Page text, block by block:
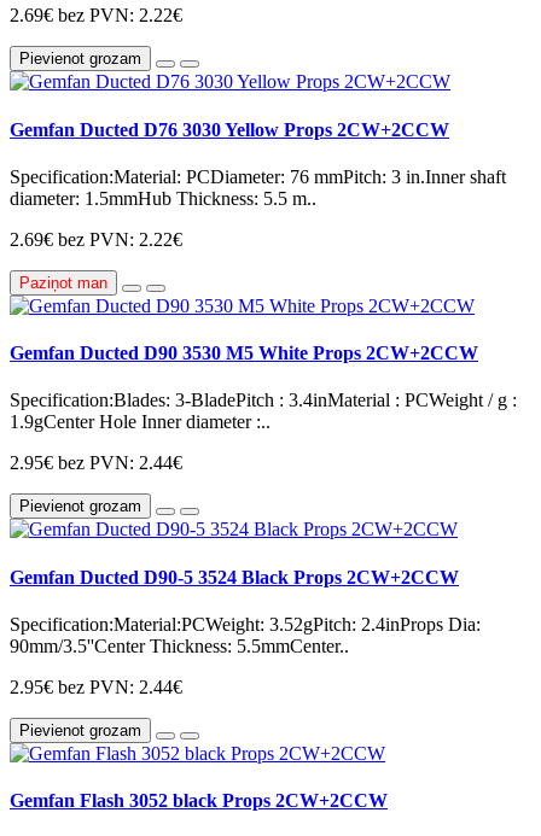
2.69€ bez PVN: 2.22€
Pievienot grozam
Gemfan Ducted D76 3030 Yellow Props 2CW+2CCW
Specification:Material: PCDiameter: 76 mmPitch: 3 in.Inner shaft
diameter: 1.5mmHub Thickness: 5.5 m..
2.69€ bez PVN: 2.22€
Paziņot man
Gemfan Ducted D90 3530 M5 White Props 2CW+2CCW
Specification:Blades: 3-BladePitch : 3.4inMaterial : PCWeight / g :
1.9gCenter Hole Inner diameter :..
2.95€ bez PVN: 2.44€
Pievienot grozam
Gemfan Ducted D90-5 3524 Black Props 2CW+2CCW
Specification:Material:PCWeight: 3.52gPitch: 2.4inProps Dia:
90mm/3.5''Center Thickness: 5.5mmCenter..
2.95€ bez PVN: 2.44€
Pievienot grozam
Gemfan Flash 3052 black Props 2CW+2CCW